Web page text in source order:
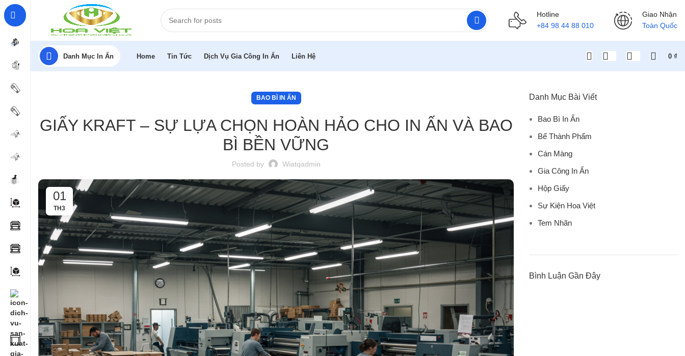
Hotline
+84 98 44 88 010
Giao Nhận
Toàn Quốc
Danh Mục In Ấn Home Tin Tức Dịch Vụ Gia Công In Ấn Liên Hệ 0 ₫
BAO BÌ IN ẤN
GIẤY KRAFT – SỰ LỰA CHỌN HOÀN HẢO CHO IN ẤN VÀ BAO
BÌ BỀN VỮNG
Posted by Wiatqadmin
01
TH3
Danh Mục Bài Viết
Bao Bì In Ấn
Bế Thành Phẩm
Cán Màng
Gia Công In Ấn
Hộp Giấy
Sự Kiện Hoa Việt
Tem Nhãn
Bình Luận Gần Đây